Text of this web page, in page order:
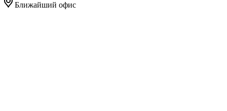
Ближайший офис